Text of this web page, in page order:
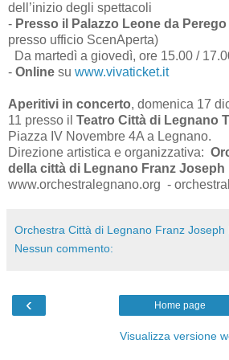
dell’inizio degli spettacoli
- Presso il Palazzo Leone da Perego
presso ufficio ScenAperta)
Da martedì a giovedì, ore 15.00 /
- Online su www.vivaticket.it
Aperitivi in concerto, domenica 17
11 presso il Teatro Città di Legnano
Piazza IV Novembre 4A a Legnano.
Direzione artistica e organizzativa:
della città di Legnano Franz Joseph
www.orchestralegnano.org -
Orchestra Città di Legnano Franz Joseph
Nessun commento:
‹ Home page
Visualizza versione